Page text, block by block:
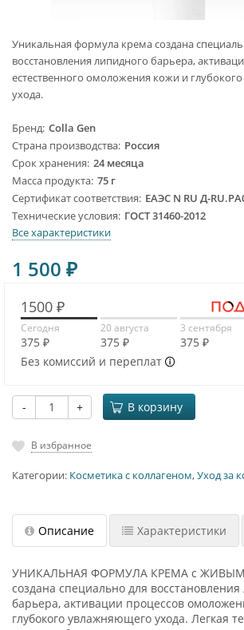
Уникальная формула крема создана
восстановления липидного барьера,
естественного омоложения кожи и
ухода.
Бренд Colla Gen
Страна производства Россия
Срок хранения 24 месяца
Масса продукта 75 г
Сертификат соответствия ЕАЭС N RU Д-
Технические условия ГОСТ 31460-2012
Все характеристики
1 500 ₽
1500 ₽
Сегодня
375 ₽
20 августа
375 ₽
3 сентября
375 ₽
Без комиссий и переплат
- + В корзину
В избранное
Категории: Косметика с коллагеном,Уход за
Описание Характеристики
УНИКАЛЬНАЯ ФОРМУЛА КРЕМА с
создана специально для
барьера, активации процессов
глубокого увлажняющего ухода. Легкая